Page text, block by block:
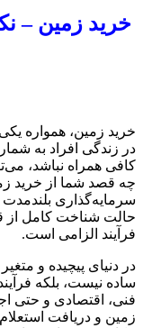
خرید زمین –
خرید زمین، همواره
در زندگی افراد به
کافی همراه نباشد،
چه قصد شما از خرید
سرمایه‌گذاری
حالت شناخت کامل از
فرآیند الزامی است.
در دنیای پیچیده و
ساده نیست، بلکه
فنی، اقتصادی و حتی
زمین و دریافت